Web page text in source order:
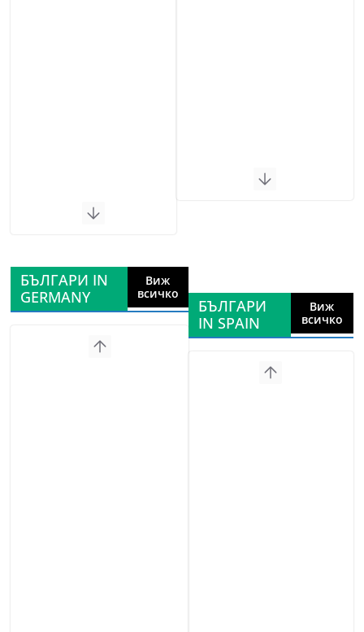
БЪЛГАРИ IN
GERMANY
Виж
всичко
БЪЛГАРИ
IN SPAIN
Виж
всичко